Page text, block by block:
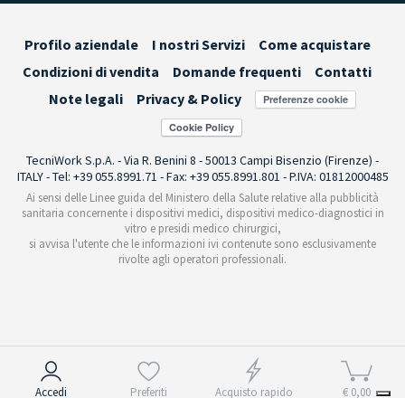
Accedi Preferiti Acquisto rapido € 0,00
Profilo aziendale I nostri Servizi
Come acquistare
Condizioni di vendita
Domande frequenti
Contatti
Note legali
Privacy & Policy Preferenze cookie
TecniWork S.p.A. - Via R. Benini 8 - 50013 Campi Bisenzio (Firenze) -
ITALY - Tel: +39 055.8991.71 - Fax: +39 055.8991.801 - P.IVA: 01812000485
Ai sensi delle Linee guida del Ministero della Salute relative alla pubblicità
sanitaria concernente i dispositivi medici, dispositivi medico-diagnostici in
vitro e presidi medico chirurgici,
si avvisa l'utente che le informazioni ivi contenute sono esclusivamente
rivolte agli operatori professionali.
Informativa sulla raccolta